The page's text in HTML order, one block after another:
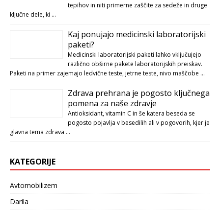
tepihov in niti primerne zaščite za sedeže in druge
ključne dele, ki …
Kaj ponujajo medicinski laboratorijski
paketi?
Medicinski laboratorijski paketi lahko vključujejo
različno obširne pakete laboratorijskih preiskav.
Paketi na primer zajemajo ledvične teste, jetrne teste, nivo maščobe …
Zdrava prehrana je pogosto ključnega
pomena za naše zdravje
Antioksidant, vitamin C in še katera beseda se
pogosto pojavlja v besedilih ali v pogovorih, kjer je
glavna tema zdrava …
KATEGORIJE
Avtomobilizem
Darila